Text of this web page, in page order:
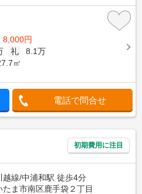
8,000円
礼
8.1万
㎡
電話で問合せ
初期費用に注目
越線/中浦和駅 徒歩4分
たま市南区鹿手袋２丁目